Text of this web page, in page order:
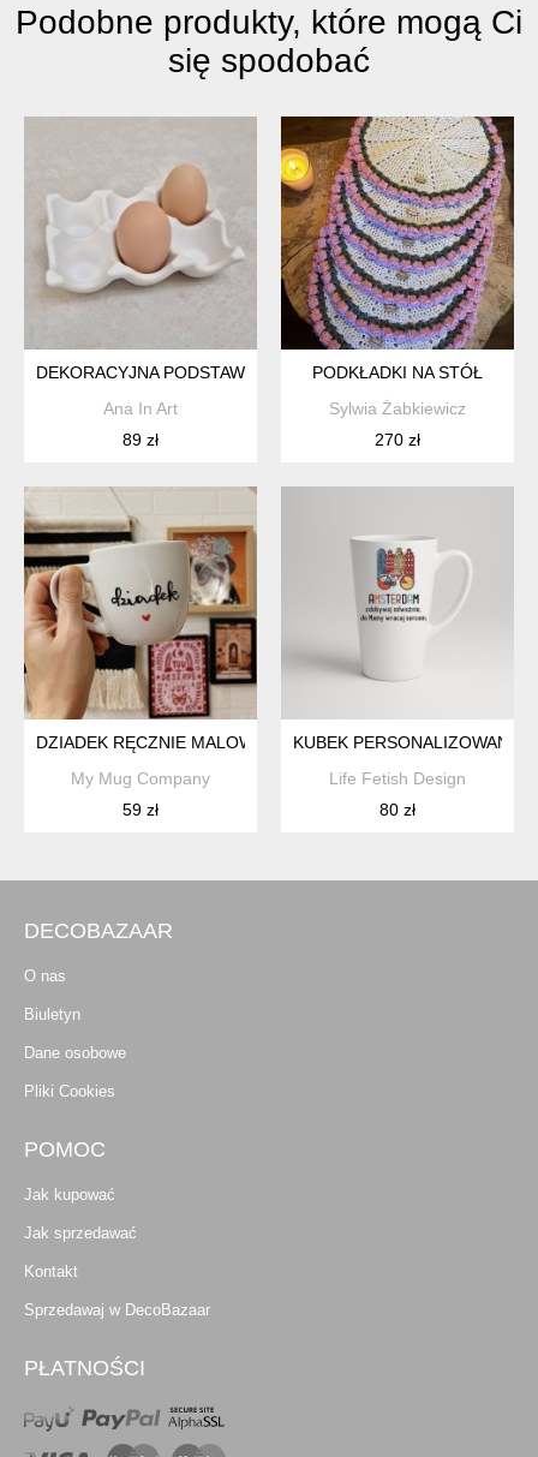
Podobne produkty, które mogą Ci
się spodobać
DEKORACYJNA PODSTAWKA NA JAJKA PISANKI |
Ana In Art
89 zł
PODKŁADKI NA STÓŁ
Sylwia Żabkiewicz
270 zł
DZIADEK RĘCZNIE MALOWANY KUBEK 350ML
My Mug Company
59 zł
KUBEK PERSONALIZOWANY
Life Fetish Design
80 zł
DECOBAZAAR
O nas
Biuletyn
Dane osobowe
Pliki Cookies
POMOC
Jak kupować
Jak sprzedawać
Kontakt
Sprzedawaj w DecoBazaar
PŁATNOŚCI